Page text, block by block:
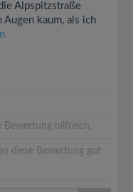
Alpspitzstraße
kaum, als ich
Bewertung hilfreich.
diese Bewertung gut